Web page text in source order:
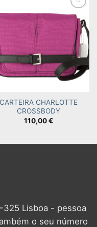
Add to
wishlist
CARTEIRA CHARLOTTE
CROSSBODY
110,00€
325 Lisboa - pessoa
o seu número